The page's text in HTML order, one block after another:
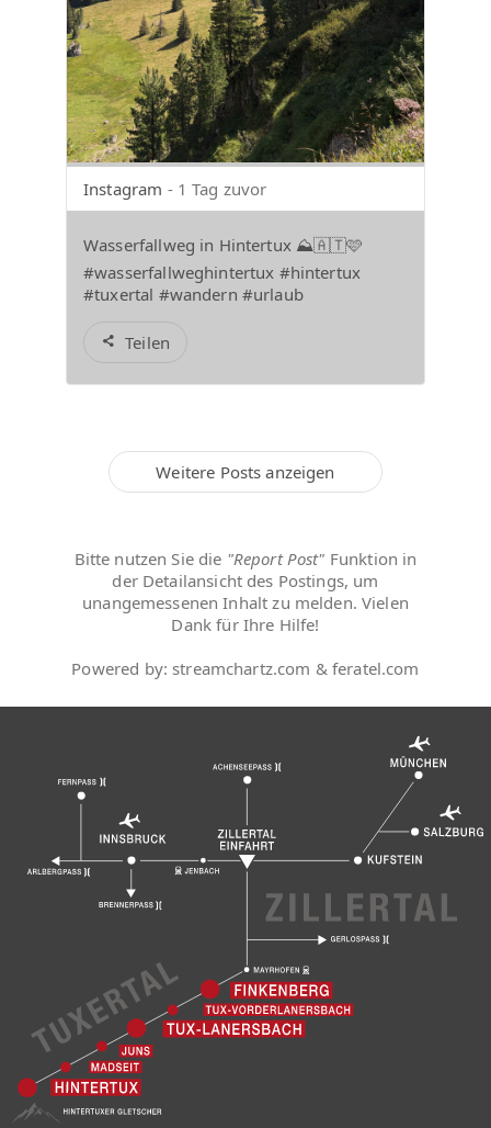
Instagram - 1 Tag zuvor
Wasserfallweg in Hintertux ⛰️🇦🇹🩷
#wasserfallweghintertux #hintertux
#tuxertal #wandern #urlaub
Teilen
Weitere Posts anzeigen
Bitte nutzen Sie die "Report Post" Funktion in
der Detailansicht des Postings, um
unangemessenen Inhalt zu melden. Vielen
Dank für Ihre Hilfe!
Powered by: streamchartz.com & feratel.com